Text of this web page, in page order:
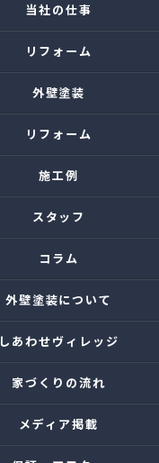
当社の仕事
リフォーム
外壁塗装
リフォーム
施工例
スタッフ
コラム
外壁塗装について
しあわせヴィレッジ
家づくりの流れ
メディア掲載